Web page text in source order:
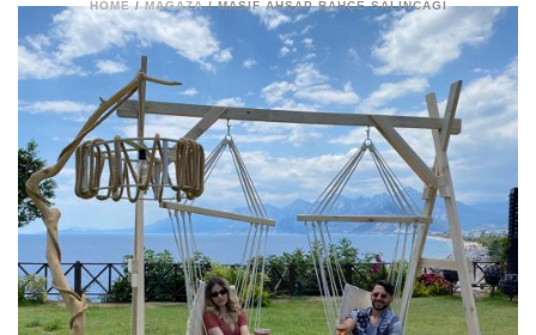
HOME/MAĞAZA/MASIF AHŞAP BAHÇE SALINCAĞI